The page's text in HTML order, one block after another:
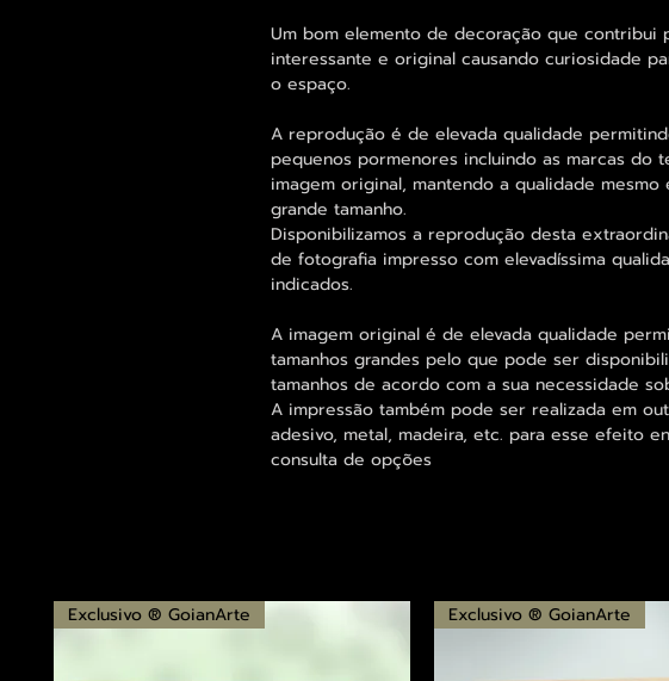
Um bom elemento de decoração que contribui
interessante e original causando curiosidade
o espaço.
A reprodução é de elevada qualidade
pequenos pormenores incluindo as marcas do
imagem original, mantendo a qualidade
grande tamanho.
Disponibilizamos a reprodução desta
de fotografia impresso com elevadíssima
indicados.
A imagem original é de elevada qualidade
tamanhos grandes pelo que pode ser
tamanhos de acordo com a sua necessidade
A impressão também pode ser realizada em
adesivo, metal, madeira, etc. para esse efeito
consulta de opções
Exclusivo ® GoianArte Exclusivo ® GoianArte